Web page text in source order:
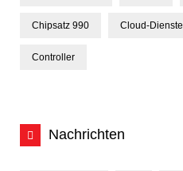
Chipsatz 990 Cloud-Dienste
Controller
Nachrichten